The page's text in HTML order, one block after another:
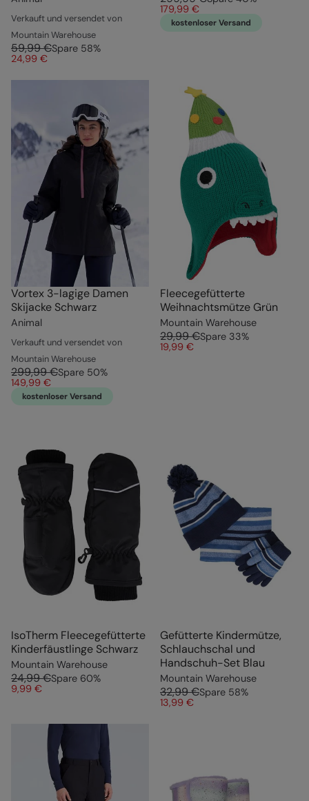
Verkauft und versendet von
Mountain Warehouse
59,99 €Spare 58%
24,99 €
179,99 €
kostenloser Versand
Vortex 3-lagige Damen
Skijacke Schwarz
Animal
Verkauft und versendet von
Mountain Warehouse
299,99 €Spare 50%
149,99 €
kostenloser Versand
Fleecegefütterte
Weihnachtsmütze Grün
Mountain Warehouse
29,99 €Spare 33%
19,99 €
IsoTherm Fleecegefütterte
Kinderfäustlinge Schwarz
Mountain Warehouse
24,99 €Spare 60%
9,99 €
Gefütterte Kindermütze,
Schlauchschal und
Handschuh-Set Blau
Mountain Warehouse
32,99 €Spare 58%
13,99 €